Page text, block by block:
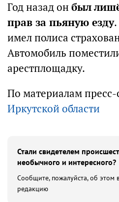
Год назад он был
прав за пьяную езду
имел полиса
Автомобиль
арестплощадку.
По материалам
Иркутской области
Стали свидетелем
необычного и интересного?
Сообщите, пожалуйста, об этом
редакцию